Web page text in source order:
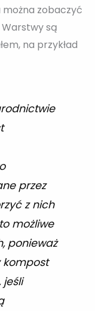
zobaczyć
Warstwy są
na przykład
przez
z nich
możliwe
ponieważ
kompost
jeśli